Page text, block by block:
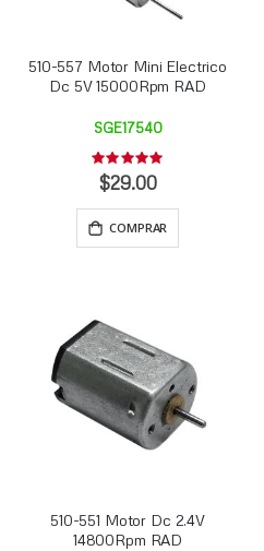
510-557 Motor Mini Electrico
Dc 5V 15000Rpm RAD
SGE17540
Rating:
0%
$29.00
COMPRAR
510-551 Motor Dc 2.4V
14800Rpm RAD